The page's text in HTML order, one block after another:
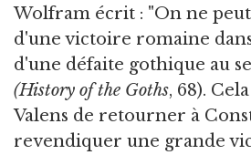
Wolfram écrit : "On ne
d'une victoire romaine
d'une défaite gothique au
(History of the Goths, 68).
Valens de retourner à
revendiquer une grande